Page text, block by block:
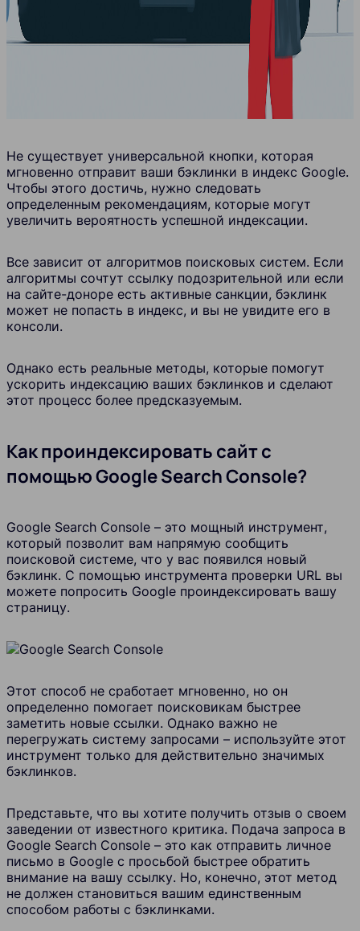
Не существует универсальной кнопки, которая
мгновенно отправит ваши бэклинки в индекс Google.
Чтобы этого достичь, нужно следовать
определенным рекомендациям, которые могут
увеличить вероятность успешной индексации.
Все зависит от алгоритмов поисковых систем. Если
алгоритмы сочтут ссылку подозрительной или если
на сайте-доноре есть активные санкции, бэклинк
может не попасть в индекс, и вы не увидите его в
консоли.
Однако есть реальные методы, которые помогут
ускорить индексацию ваших бэклинков и сделают
этот процесс более предсказуемым.
Как проиндексировать сайт с
помощью Google Search Console?
Google Search Console – это мощный инструмент,
который позволит вам напрямую сообщить
поисковой системе, что у вас появился новый
бэклинк. С помощью инструмента проверки URL вы
можете попросить Google проиндексировать вашу
страницу.
Этот способ не сработает мгновенно, но он
определенно помогает поисковикам быстрее
заметить новые ссылки. Однако важно не
перегружать систему запросами – используйте этот
инструмент только для действительно значимых
бэклинков.
Представьте, что вы хотите получить отзыв о своем
заведении от известного критика. Подача запроса в
Google Search Console – это как отправить личное
письмо в Google с просьбой быстрее обратить
внимание на вашу ссылку. Но, конечно, этот метод
не должен становиться вашим единственным
способом работы с бэклинками.